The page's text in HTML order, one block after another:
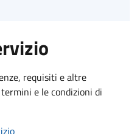
requisiti e altre
e le condizioni di